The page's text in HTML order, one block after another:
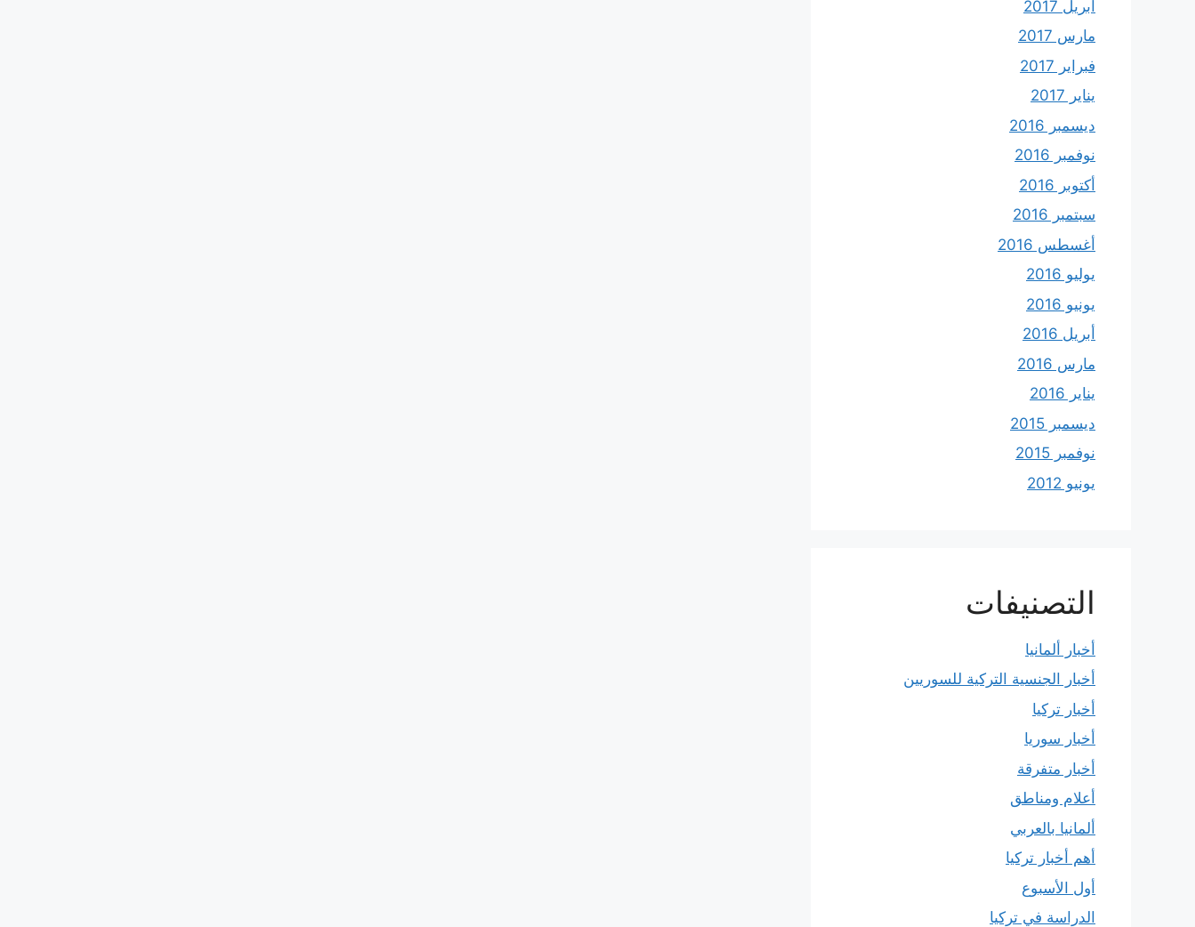
أبريل 2017
مارس 2017
فبراير 2017
يناير 2017
ديسمبر 2016
نوفمبر 2016
أكتوبر 2016
سبتمبر 2016
أغسطس 2016
يوليو 2016
يونيو 2016
أبريل 2016
مارس 2016
يناير 2016
ديسمبر 2015
نوفمبر 2015
يونيو 2012
التصنيفات
أخبار ألمانيا
أخبار الجنسية التركية للسوريين
أخبار تركيا
أخبار سوريا
أخبار متفرقة
أعلام ومناطق
ألمانيا بالعربي
أهم أخبار تركيا
أول الأسبوع
الدراسة في تركيا